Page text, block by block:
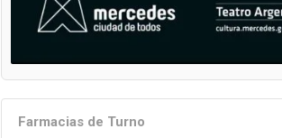
Farmacias de Turno